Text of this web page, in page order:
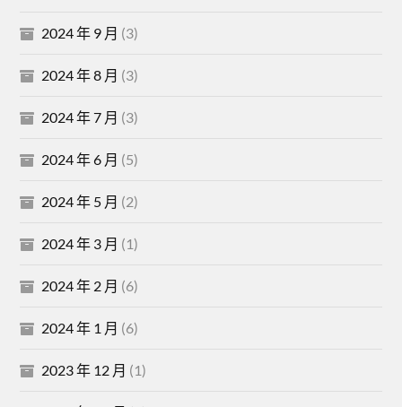
2024 年 9 月 (3)
2024 年 8 月 (3)
2024 年 7 月 (3)
2024 年 6 月 (5)
2024 年 5 月 (2)
2024 年 3 月 (1)
2024 年 2 月 (6)
2024 年 1 月 (6)
2023 年 12 月 (1)